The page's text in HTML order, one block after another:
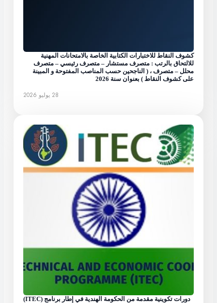
كشوف النقاط للاختبارات الكتابية الخاصة بالامتحانات المهنية
للالتحاق بالرتب : متصرف مستشار – متصرف رئيسي – متصرف
محلل – متصرف ، ( الناجحين حسب المناصب المفتوحة و المبينة
على كشوف النقاط ) بعنوان سنة 2026
28 يوليو 2026
دورات تكوينية مقدمة من الحكومة الهندية في إطار برنامج (ITEC)